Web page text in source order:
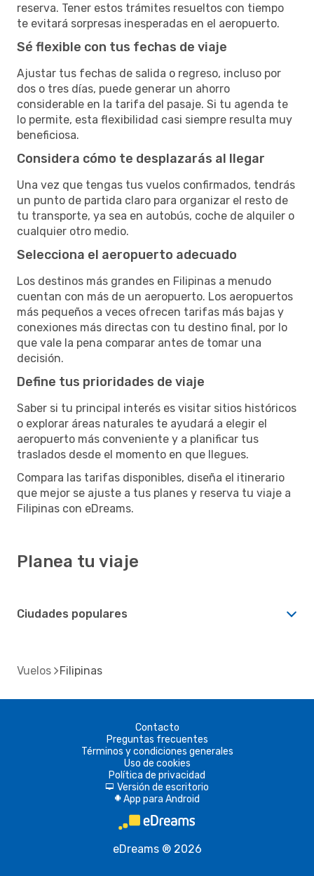
reserva. Tener estos trámites resueltos con tiempo
te evitará sorpresas inesperadas en el aeropuerto.
Sé flexible con tus fechas de viaje
Ajustar tus fechas de salida o regreso, incluso por
dos o tres días, puede generar un ahorro
considerable en la tarifa del pasaje. Si tu agenda te
lo permite, esta flexibilidad casi siempre resulta muy
beneficiosa.
Considera cómo te desplazarás al llegar
Una vez que tengas tus vuelos confirmados, tendrás
un punto de partida claro para organizar el resto de
tu transporte, ya sea en autobús, coche de alquiler o
cualquier otro medio.
Selecciona el aeropuerto adecuado
Los destinos más grandes en Filipinas a menudo
cuentan con más de un aeropuerto. Los aeropuertos
más pequeños a veces ofrecen tarifas más bajas y
conexiones más directas con tu destino final, por lo
que vale la pena comparar antes de tomar una
decisión.
Define tus prioridades de viaje
Saber si tu principal interés es visitar sitios históricos
o explorar áreas naturales te ayudará a elegir el
aeropuerto más conveniente y a planificar tus
traslados desde el momento en que llegues.
Compara las tarifas disponibles, diseña el itinerario
que mejor se ajuste a tus planes y reserva tu viaje a
Filipinas con eDreams.
Planea tu viaje
Ciudades populares
Vuelos Filipinas
Contacto
Preguntas frecuentes
Términos y condiciones generales
Uso de cookies
Política de privacidad
d Versión de escritorio
A App para Android
eDreams ® 2026